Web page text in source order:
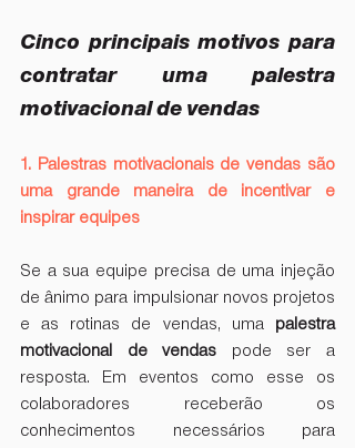
Cinco principais motivos para
contratar uma palestra
motivacional de vendas
1. Palestras motivacionais de vendas são
uma grande maneira de incentivar e
inspirar equipes
Se a sua equipe precisa de uma injeção
de ânimo para impulsionar novos projetos
e as rotinas de vendas, uma palestra
motivacional de vendas pode ser a
resposta. Em eventos como esse os
colaboradores receberão os
conhecimentos necessários para